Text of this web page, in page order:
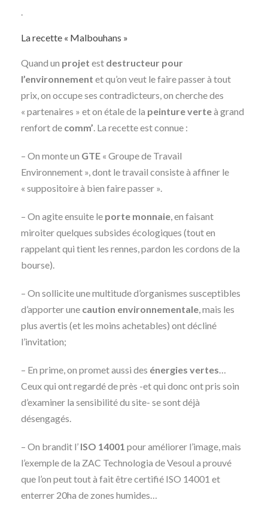
La recette « Malbouhans »
Quand un projet est destructeur pour
l’environnement et qu’on veut le faire passer à tout
prix, on occupe ses contradicteurs, on cherche des
« partenaires » et on étale de la peinture verteà grand
renfort de comm’ . La recette est connue :
– On monte un GTE « Groupe de Travail
Environnement », dont le travail consiste à affiner le
« suppositoire à bien faire passer ».
– On agite ensuite le porte monnaie , en faisant
miroiter quelques subsides écologiques (tout en
rappelant qui tient les rennes, pardon les cordons de la
bourse).
– On sollicite une multitude d’organismes susceptibles
d’apporter une caution environnementale , mais les
plus avertis (et les moins achetables) ont décliné
l’invitation;
– En prime, on promet aussi des énergies vertes
Ceux qui ont regardé de près -et qui donc ont pris soin
d’examiner la sensibilité du site- se sont déjà
désengagés.
– On brandit l’ ISO 14001 pour améliorer l’image, mais
l’exemple de la ZAC Technologia de Vesoul a prouvé
que l’on peut tout à fait être certifié ISO 14001 et
enterrer 20ha de zones humides…